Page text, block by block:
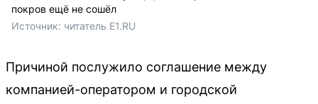
покров ещё не сошёл
Источник: читатель E1.RU
Причиной послужило соглашение между
компанией-оператором и городской